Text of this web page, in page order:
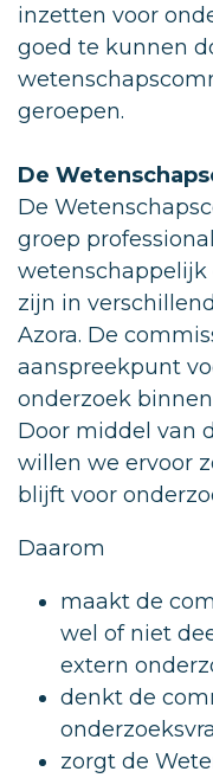
inzetten voor
goed te kunnen
geroepen.
De
De
groep
wetenschappelijk
zijn in
Azora. De
aanspreekpunt
onderzoek
Door middel van
willen we ervoor
blijft voor
Daarom
maakt de
wel of niet
extern
denkt de
zorgt de